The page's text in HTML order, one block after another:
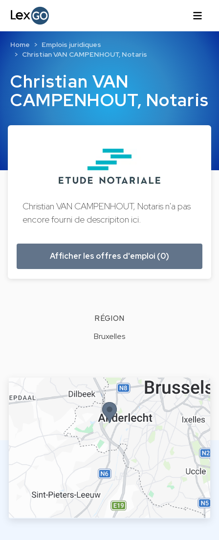
Christian VAN
CAMPENHOUT, Notaris
Home
Emplois juridiques
Christian VAN CAMPENHOUT, Notaris
Christian VAN CAMPENHOUT, Notaris n'a pas
encore fourni de descripiton ici.
Afficher les offres d'emploi (0)
RÉGION
Bruxelles